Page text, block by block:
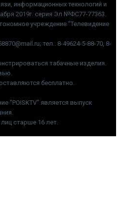
информационных технологий и
2019г. серия Эл №ФС77-77363.
учреждение "Телевидение
тел.: 8-49624-5-88-70, 8-
табачные изделия.
бесплатно.
"POISKTV" является выпуск
старше 16 лет.